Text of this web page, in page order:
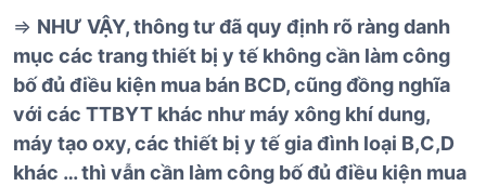
=> NHƯ VẬY, thông tư đã quy định rõ ràng danh
mục các trang thiết bị y tế không cần làm công
bố đủ điều kiện mua bán BCD, cũng đồng nghĩa
với các TTBYT khác như máy xông khí dung,
máy tạo oxy, các thiết bị y tế gia đình loại B,C,D
khác … thì vẫn cần làm công bố đủ điều kiện mua